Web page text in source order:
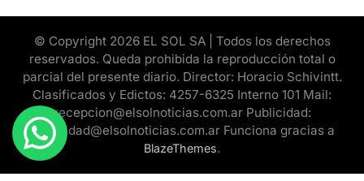
© Copyright 2026 EL SOL SA | Todos los derechos
reservados. Queda prohibida la reproducción total o
parcial del presente diario. Director: Horacio Schivintt.
Clasificados y Edictos: 4257-6325 Interno 101 Mail:
recepcion@elsolnoticias.com.ar Publicidad:
publicidad@elsolnoticias.com.ar Funciona gracias a
BlazeThemes.